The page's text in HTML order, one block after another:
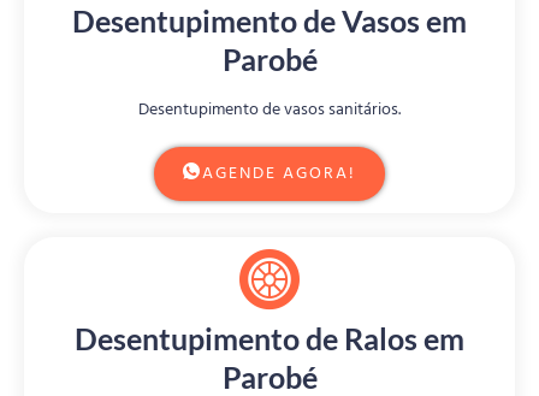
Desentupimento de Vasos em
Parobé
Desentupimento de vasos sanitários.
AGENDE AGORA!
Desentupimento de Ralos em
Parobé